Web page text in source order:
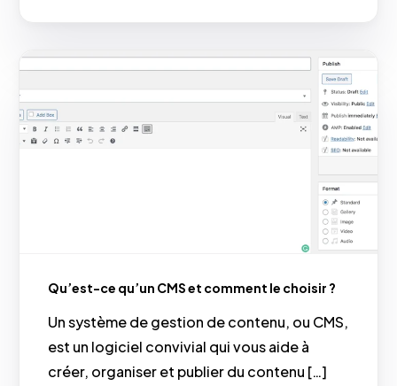
Qu’est-ce qu’un CMS et comment le choisir ?
Un système de gestion de contenu, ou CMS,
est un logiciel convivial qui vous aide à
créer, organiser et publier du contenu […]